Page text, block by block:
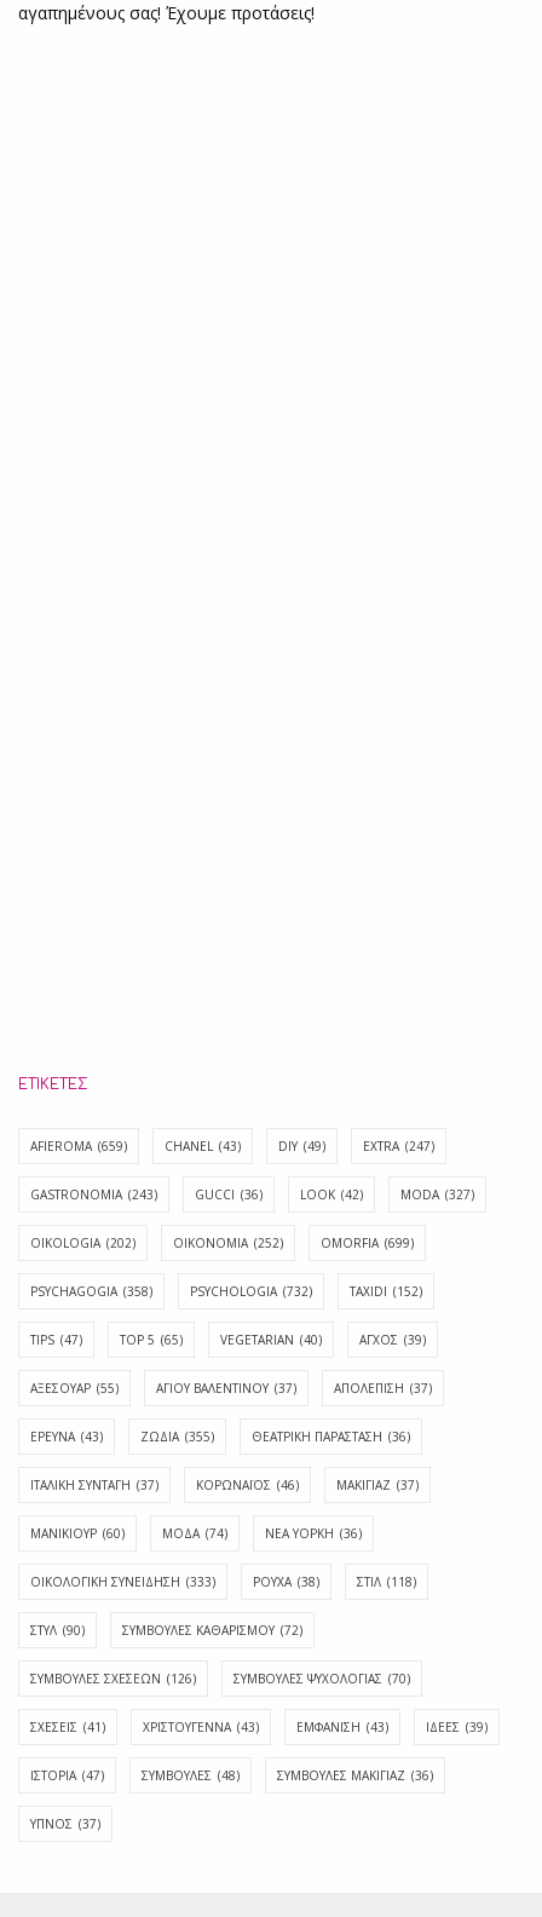
αγαπημένους σας! Έχουμε προτάσεις!
ΕΤΙΚΈΤΕΣ
AFIEROMA (659) CHANEL (43) DIY (49) EXTRA (247)
GASTRONOMIA (243) GUCCI (36) LOOK (42) MODA (327)
OIKOLOGIA (202) OIKONOMIA (252) OMORFIA (699)
PSYCHAGOGIA (358) PSYCHOLOGIA (732) TAXIDI (152)
TIPS (47) TOP 5 (65) VEGETARIAN (40) ΑΓΧΟΣ (39)
ΑΞΕΣΟΥΑΡ (55) ΑΓΊΟΥ ΒΑΛΕΝΤΊΝΟΥ (37) ΑΠΟΛΈΠΙΣΗ (37)
ΕΡΕΥΝΑ (43) ΖΩΔΙΑ (355) ΘΕΑΤΡΙΚΗ ΠΑΡΑΣΤΑΣΗ (36)
ΙΤΑΛΙΚΗ ΣΥΝΤΑΓΗ (37) ΚΟΡΩΝΑΪΟΣ (46) ΜΑΚΙΓΙΑΖ (37)
ΜΑΝΙΚΙΟΥΡ (60) ΜΟΔΑ (74) ΝΕΑ ΥΟΡΚΗ (36)
ΟΙΚΟΛΟΓΙΚΗ ΣΥΝΕΙΔΗΣΗ (333) ΡΟΥΧΑ (38) ΣΤΙΛ (118)
ΣΤΥΛ (90) ΣΥΜΒΟΥΛΕΣ ΚΑΘΑΡΙΣΜΟΥ (72)
ΣΥΜΒΟΥΛΕΣ ΣΧΕΣΕΩΝ (126) ΣΥΜΒΟΥΛΕΣ ΨΥΧΟΛΟΓΙΑΣ (70)
ΣΧΕΣΕΙΣ (41) ΧΡΙΣΤΟΥΓΕΝΝΑ (43) ΕΜΦΆΝΙΣΗ (43) ΙΔΈΕΣ (39)
ΙΣΤΟΡΊΑ (47) ΣΥΜΒΟΥΛΈΣ (48) ΣΥΜΒΟΥΛΈΣ ΜΑΚΙΓΙΆΖ (36)
ΎΠΝΟΣ (37)